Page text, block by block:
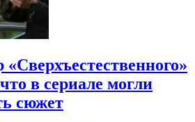
в сериале могли
сюжет